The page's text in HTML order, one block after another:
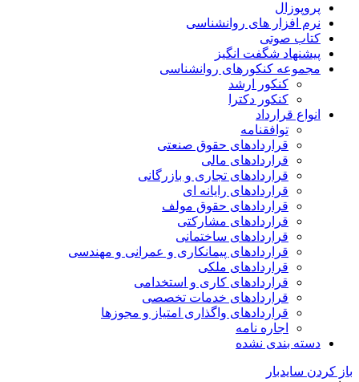
پروپوزال
نرم افزار های روانشناسی
کتاب صوتی
پیشنهاد شگفت انگیز
مجموعه کنکورهای روانشناسی
کنکور ارشد
کنکور دکترا
انواع قرارداد
توافقنامه
قراردادهای حقوق صنعتی
قراردادهای مالی
قراردادهای تجاری و بازرگانی
قراردادهای رایانه ای
قراردادهای حقوق مولف
قراردادهای مشارکتی
قراردادهای ساختمانی
قراردادهای پیمانکاری و عمرانی و مهندسی
قراردادهای ملکی
قراردادهای کاری و استخدامی
قراردادهای خدمات تخصصی
قراردادهای واگذاری امتیاز و مجوزها
اجاره نامه
دسته بندی نشده
باز کردن سایدبار